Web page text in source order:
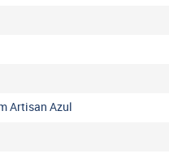
Artisan Azul